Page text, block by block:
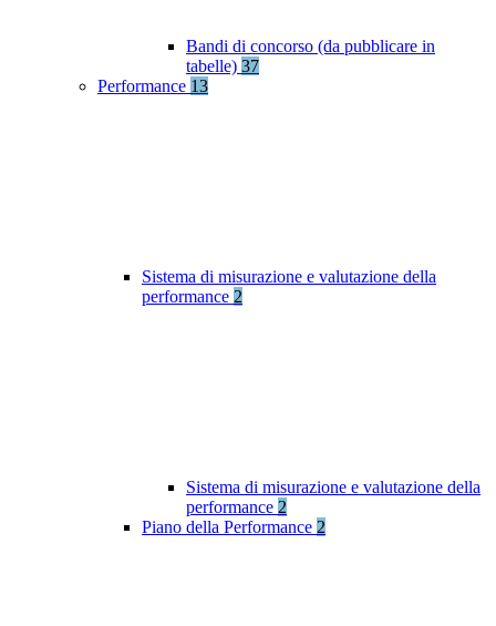
Bandi di concorso (da pubblicare in
tabelle) 37
Performance 13
Sistema di misurazione e valutazione della
performance 2
Sistema di misurazione e valutazione della
performance 2
Piano della Performance 2